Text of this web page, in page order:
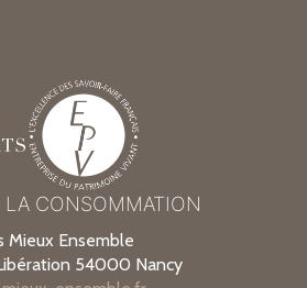
LA CONSOMMATION
Mieux Ensemble
54000 Nancy